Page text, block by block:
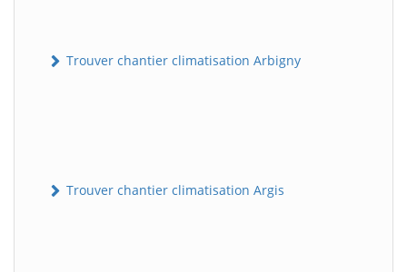
Trouver chantier climatisation Arbigny
Trouver chantier climatisation Argis